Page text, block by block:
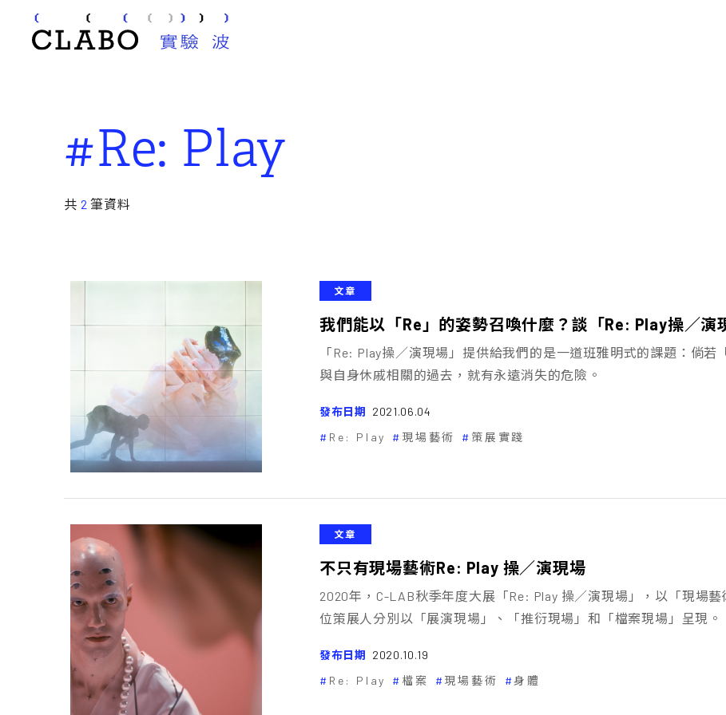
#Re: Play
共 2筆資料
文章
我們能以「Re」的姿勢召喚什麼？談「Re: Play操／
「Re: Play操／演現場」提供給我們的是一道班雅明式的課題：倘
與自身休戚相關的過去，就有永遠消失的危險。
發布日期 2021.06.04
Re: Play
現場藝術 策展實踐
文章
不只有現場藝術――Re: Play 操／演現場
2020年，C-LAB秋季年度大展「Re: Play 操／演現場」，以「現場
位策展人分別以「展演現場」、「推衍現場」和「檔案現場」呈現。
發布日期 2020.10.19
Re: Play
檔案 現場藝術 身體